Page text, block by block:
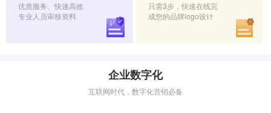
优质服务、快速高效
专业人员审核资料
只需3步，快速在线完
成您的品牌logo设计
企业数字化
互联网时代，数字化营销必备